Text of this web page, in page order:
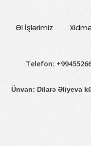
Əl İşlərimiz
Telefon:
Ünvan: Dilarə Əliyeva